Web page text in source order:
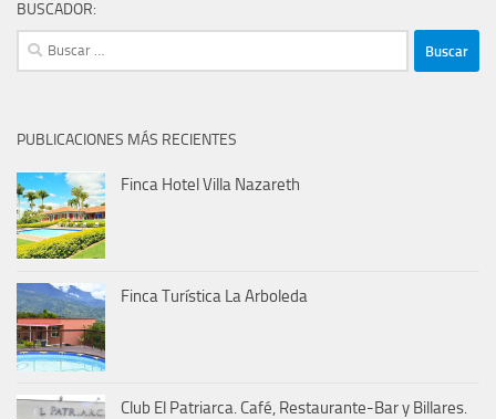
BUSCADOR:
Buscar:
PUBLICACIONES MÁS RECIENTES
Finca Hotel Villa Nazareth
Finca Turística La Arboleda
Club El Patriarca. Café, Restaurante-Bar y Billares.